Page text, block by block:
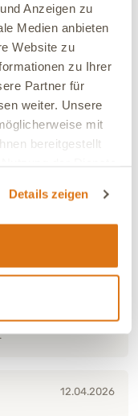
Anzeigen zu
Medien anbieten
Website zu
zu Ihrer
Partner für
weiter. Unsere
mit
bereitgestellt
Details zeigen
12.05.2026
sehr gerne
5 Jahre und sind
12.04.2026